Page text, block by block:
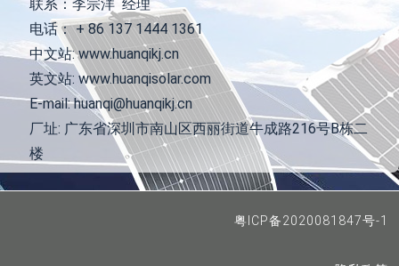
联系：李宗洋 经理
电话： + 86 137 1444 1361
中文站: www.huanqikj.cn
英文站: www.huanqisolar.com
E-mail: huanqi@huanqikj.cn
厂址: 广东省深圳市南山区西丽街道牛成路216号B栋二
楼
粤ICP备2020081847号-1